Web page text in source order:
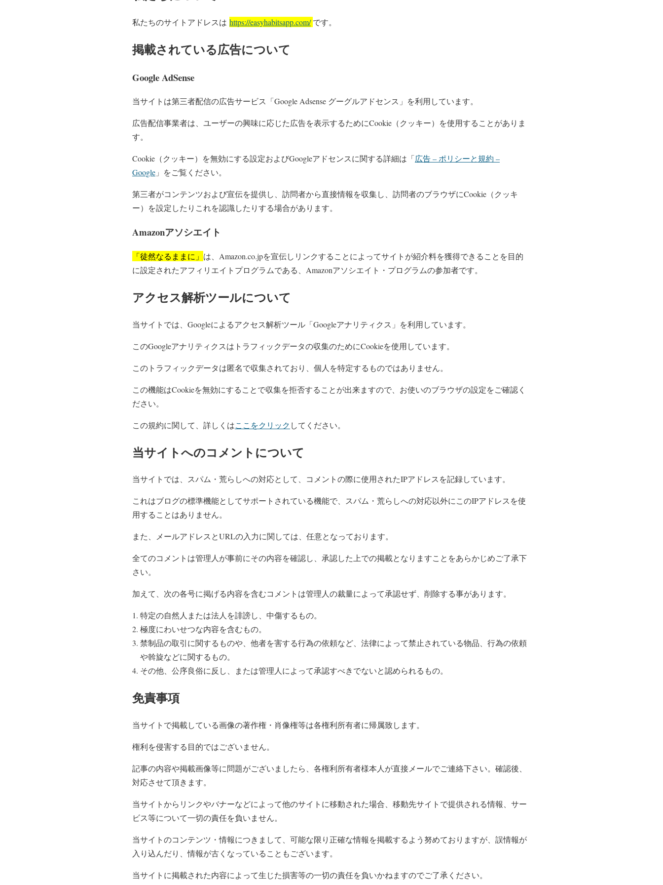
私たちのサイトアドレスは https://easyhabitsapp.com/ です。
掲載されている広告について
Google AdSense
当サイトは第三者配信の広告サービス「Google Adsense グーグルアドセンス」を利用しています。
広告配信事業者は、ユーザーの興味に応じた広告を表示するためにCookie（クッキー）を使用することがありま
す。
Cookie（クッキー）を無効にする設定およびGoogleアドセンスに関する詳細は「広告 – ポリシーと規約 –
Google 」をご覧ください。
第三者がコンテンツおよび宣伝を提供し、訪問者から直接情報を収集し、訪問者のブラウザにCookie（クッキ
ー）を設定したりこれを認識したりする場合があります。
Amazonアソシエイト
「徒然なるままに」 は、Amazon.co.jpを宣伝しリンクすることによってサイトが紹介料を獲得できることを目的
に設定されたアフィリエイトプログラムである、Amazonアソシエイト・プログラムの参加者です。
アクセス解析ツールについて
当サイトでは、Googleによるアクセス解析ツール「Googleアナリティクス」を利用しています。
このGoogleアナリティクスはトラフィックデータの収集のためにCookieを使用しています。
このトラフィックデータは匿名で収集されており、個人を特定するものではありません。
この機能はCookieを無効にすることで収集を拒否することが出来ますので、お使いのブラウザの設定をご確認く
ださい。
この規約に関して、詳しくはここをクリック してください。
当サイトへのコメントについて
当サイトでは、スパム・荒らしへの対応として、コメントの際に使用されたIPアドレスを記録しています。
これはブログの標準機能としてサポートされている機能で、スパム・荒らしへの対応以外にこのIPアドレスを使
用することはありません。
また、メールアドレスとURLの入力に関しては、任意となっております。
全てのコメントは管理人が事前にその内容を確認し、承認した上での掲載となりますことをあらかじめご了承下
さい。
加えて、次の各号に掲げる内容を含むコメントは管理人の裁量によって承認せず、削除する事があります。
特定の自然人または法人を誹謗し、中傷するもの。
極度にわいせつな内容を含むもの。
禁制品の取引に関するものや、他者を害する行為の依頼など、法律によって禁止されている物品、行為の依頼
や斡旋などに関するもの。
その他、公序良俗に反し、または管理人によって承認すべきでないと認められるもの。
免責事項
当サイトで掲載している画像の著作権・肖像権等は各権利所有者に帰属致します。
権利を侵害する目的ではございません。
記事の内容や掲載画像等に問題がございましたら、各権利所有者様本人が直接メールでご連絡下さい。確認後、
対応させて頂きます。
当サイトからリンクやバナーなどによって他のサイトに移動された場合、移動先サイトで提供される情報、サー
ビス等について一切の責任を負いません。
当サイトのコンテンツ・情報につきまして、可能な限り正確な情報を掲載するよう努めておりますが、誤情報が
入り込んだり、情報が古くなっていることもございます。
当サイトに掲載された内容によって生じた損害等の一切の責任を負いかねますのでご了承ください。